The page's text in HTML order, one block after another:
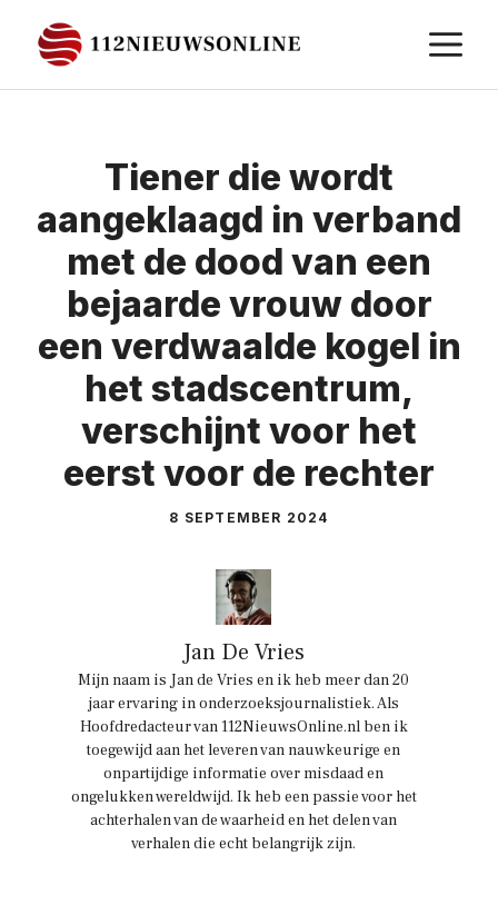
naar
de
Tiener die wordt
aangeklaagd in verband
met de dood van een
bejaarde vrouw door
een verdwaalde kogel in
het stadscentrum,
verschijnt voor het
eerst voor de rechter
8 SEPTEMBER 2024
Jan De Vries
Mijn naam is Jan de Vries en ik heb meer dan 20
jaar ervaring in onderzoeksjournalistiek. Als
Hoofdredacteur van 112NieuwsOnline.nl ben ik
toegewijd aan het leveren van nauwkeurige en
onpartijdige informatie over misdaad en
ongelukken wereldwijd. Ik heb een passie voor het
achterhalen van de waarheid en het delen van
verhalen die echt belangrijk zijn.